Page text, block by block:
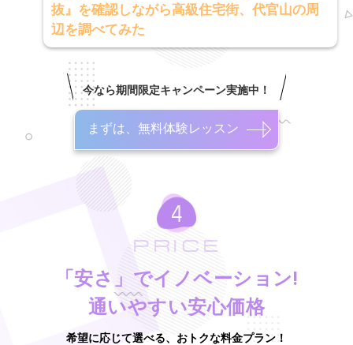
抜』を確認しながら高級住宅街、代官山の周
辺を調べてみた
今なら期間限定キャンペーン実施中！
まずは、無料体験レッスン
PRICE
「安さ」でイノベーション!
通いやすい安心価格
希望に応じて選べる、おトクな料金プラン！